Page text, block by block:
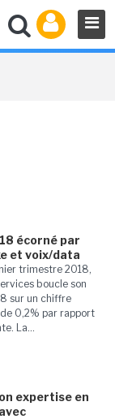
écorné par
et voix/data
trimestre 2018,
boucle son
sur un chiffre
0,2% par rapport
La...
expertise en